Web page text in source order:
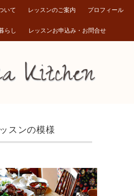
いて レッスンのご案内 プロフィール
らし レッスンお申込み・お問合せ
スンの模様